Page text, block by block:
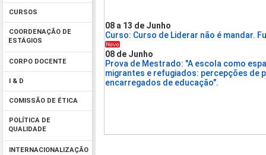
CURSOS
COORDENAÇÃO DE
ESTÁGIOS
CORPO DOCENTE
I & D
COMISSÃO DE ÉTICA
POLÍTICA DE
QUALIDADE
INTERNACIONALIZAÇÃO
08 a 13 de Junho
Curso: Curso de Liderar não é mandar.
08 de Junho
Prova de Mestrado: "A escola como
migrantes e refugiados: percepções
encarregados de educação".